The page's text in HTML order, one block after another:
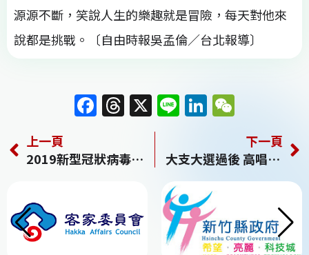
源源不斷，笑說人生的樂趣就是冒險，每天對他來
說都是挑戰。〔自由時報吳孟倫／台北報導〕
F
c
e
o
o
T
re
a
s
X Li
e
Li
k
e
dI
n
e
C
h
上一頁
2019新型冠狀病毒泰國病例 疾管署︰不排除人傳人
下一頁
大支大選過後 高唱明天會更好